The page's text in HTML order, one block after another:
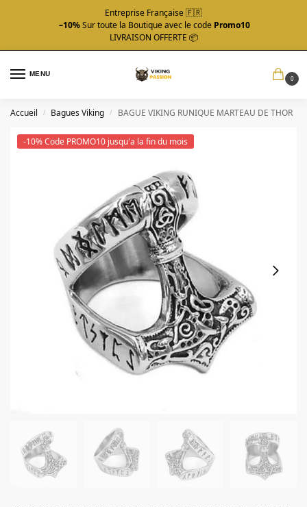
Entreprise Française 🇫🇷
–10%Sur toute la Boutique avec le code Promo10
LIVRAISON OFFERTE 📦
MENU
0
Accueil / Bagues Viking / BAGUE VIKING RUNIQUE MARTEAU DE THOR
-10% Code PROMO10 jusqu'a la fin du mois